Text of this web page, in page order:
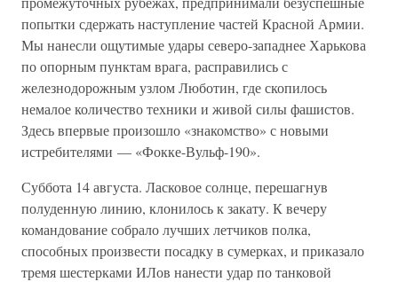
попытки сдержать наступление частей Красной Армии.
Мы нанесли ощутимые удары северо-западнее Харькова
по опорным пунктам врага, расправились с
железнодорожным узлом Люботин, где скопилось
немалое количество техники и живой силы фашистов.
Здесь впервые произошло «знакомство» с новыми
истребителями — «Фокке-Вульф-190».
Суббота 14 августа. Ласковое солнце, перешагнув
полуденную линию, клонилось к закату. К вечеру
командование собрало лучших летчиков полка,
способных произвести посадку в сумерках, и приказало
тремя шестерками ИЛов нанести удар по танковой